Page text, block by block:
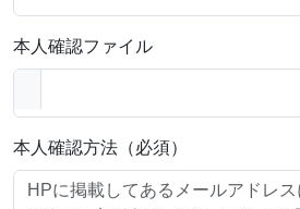
本人確認ファイル
本人確認方法（必須）